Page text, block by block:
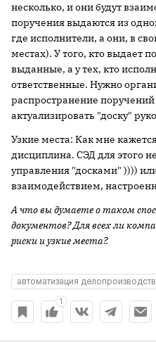
несколько, и они будут
поручения выдаются из
где исполнители, а они, в
местах). У того, кто выдает
выданные, а у тех, кто
ответственные. Нужно
распространение
актуализировать "доску"
Узкие места: Как мне
дисциплина. СЭД для этого
управления "досками" ))))
взаимодействием,
А что вы думаете о таком
документов? Для всех ли
риски и узкие места?.
автоматизация
1